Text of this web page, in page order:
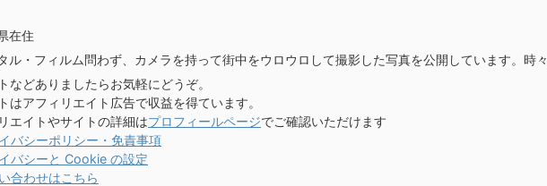
在住
ル・フィルム問わず、カメラを持って街中をウロウロして撮影した写真を公開しています。時
などありましたらお気軽にどうぞ。
はアフィリエイト広告で収益を得ています。
エイトやサイトの詳細はプロフィールページでご確認いただけます
バシーポリシー・免責事項
バシーと Cookie の設定
合わせはこちら